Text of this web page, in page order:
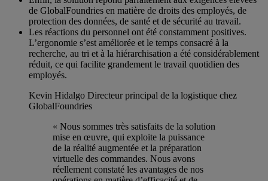
de GlobalFoundries en matière de droits des employés, de
protection des données, de santé et de sécurité au travail.
Les réactions du personnel ont été constamment positives.
L’ergonomie s’est améliorée et le temps consacré à la
recherche, au tri et à la hiérarchisation a été considérablement
réduit, ce qui facilite grandement le travail quotidien des
employés.
Kevin Hidalgo Directeur principal de la logistique chez
GlobalFoundries
« Nous sommes très satisfaits de la solution
mise en œuvre, qui exploite la puissance
de la réalité augmentée et la préparation
virtuelle des commandes. Nous avons
réellement constaté les avantages de nos